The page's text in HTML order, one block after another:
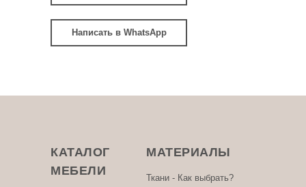
Написать в WhatsApp
Ткани - Как выбрать?
МАТЕРИАЛЫ
КАТАЛОГ
МЕБЕЛИ